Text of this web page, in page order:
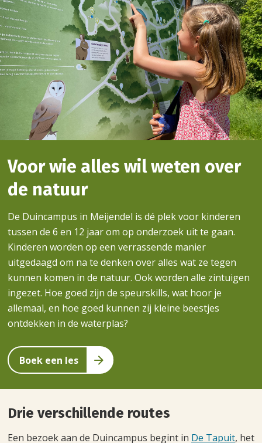
Voor wie alles wil weten over
de natuur
De Duincampus in Meijendel is dé plek voor kinderen
tussen de 6 en 12 jaar om op onderzoek uit te gaan.
Kinderen worden op een verrassende manier
uitgedaagd om na te denken over alles wat ze tegen
kunnen komen in de natuur. Ook worden alle zintuigen
ingezet. Hoe goed zijn de speurskills, wat hoor je
allemaal, en hoe goed kunnen zij kleine beestjes
ontdekken in de waterplas?
Boek een les
Drie verschillende routes
Een bezoek aan de Duincampus begint in De Tapuit, het